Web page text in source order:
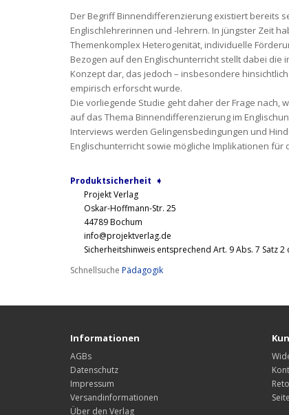
Der Begriff Binnendifferenzierung existiert bereits
Eng­lisch­lehrerinnen und -lehrern. In jüngster Zeit
Themen­kom­plex Heterogenität, individuelle
Bezogen auf den Englischunterricht stellt da­bei
Konzept dar, das jedoch – insbesondere
empirisch erforscht wurde.
Die vorliegende Studie geht daher der Frage nach,
auf das Thema Binnendifferenzierung im
Interviews werden Gelingensbedingungen und
Englischunterricht sowie mögliche Implika­tio­nen
Produktsicherheit ➧
Projekt Verlag
Oskar-Hoffmann-Str. 25
44789 Bochum
info@projektverlag.de
Sicherheitshinweis entsprechend Art. 9 Abs. 7 Satz 2
Schnellsuche Pädagogik
Informationen
AGBs
Datenschutz
Impressum
Versandinformationen
Über den Verlag